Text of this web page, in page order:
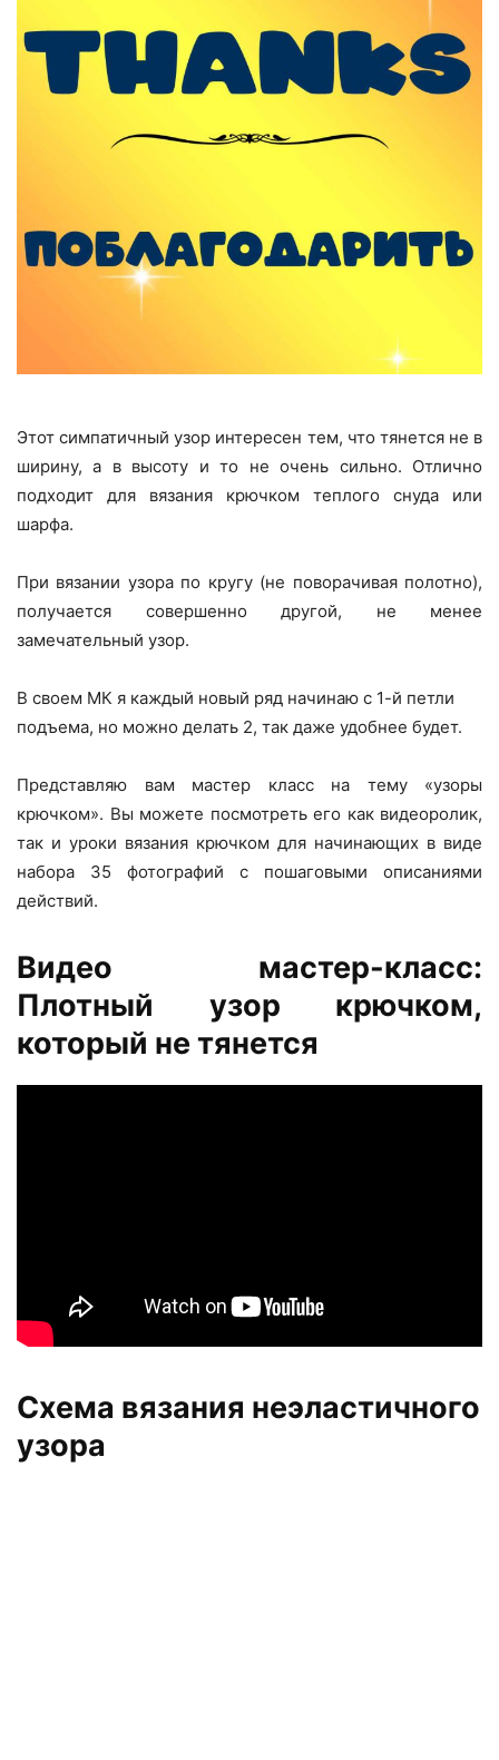
Этот симпатичный узор интересен тем, что тянется не в
ширину, а в высоту и то не очень сильно. Отлично
подходит для вязания крючком теплого снуда или
шарфа.
При вязании узора по кругу (не поворачивая полотно),
получается совершенно другой, не менее
замечательный узор.
В своем МК я каждый новый ряд начинаю с 1-й петли
подъема, но можно делать 2, так даже удобнее будет.
Представляю вам мастер класс на тему «узоры
крючком». Вы можете посмотреть его как видеоролик,
так и уроки вязания крючком для начинающих в виде
набора 35 фотографий с пошаговыми описаниями
действий.
Видео мастер-класс:
Плотный узор крючком,
который не тянется
Схема вязания неэластичного
узора